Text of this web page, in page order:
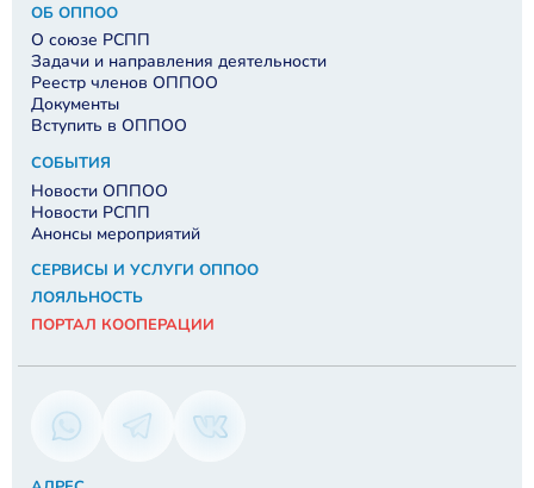
ОБ ОППОО
О союзе РСПП
Задачи и направления деятельности
Реестр членов ОППОО
Документы
Вступить в ОППОО
СОБЫТИЯ
Новости ОППОО
Новости РСПП
Анонсы мероприятий
СЕРВИСЫ И УСЛУГИ ОППОО
ЛОЯЛЬНОСТЬ
ПОРТАЛ КООПЕРАЦИИ